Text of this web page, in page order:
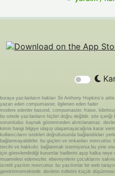
buraya yazılanların hakları Sir Anthony Hopkins'e aittir.
yazan eden compumaster, ilgilenen eden fader
modere edenler basond, compumaster, fraise,
bu sitede yazılanların hiçbiri doğru değildir. site içeriği
sorumludur. kaynak göstermeden alıntılanamaz.
kimin hangi bilgiye ulaşıp ulaşamayacağına karar
kullanıcıların istekleri doğrultusunda bağlandıkları
bağlanmayabilirler. bu güçleri ve imkanları
tercihi ve hakkıdır. bağlanmak istemiyorsa bu yine
için görevlendirdiği kurumlar hadlerini aşıp halka neye
muamelesi edemezler. ebeveynlerin çocuklarını
ücretli yazılım mevcuttur. bu yazılımlar bir web
gerektirmemektedir. devletin milletini küçük